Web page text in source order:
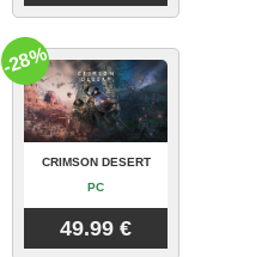
CRIMSON DESERT
PC
49.99 €
-28%